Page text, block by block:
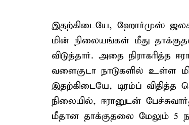
இதற்கிடையே, ஹோர்முஸ்
மின் நிலையங்கள் மீது
விடுத்தார். அதை
வளைகுடா நாடுகளில் உள்ள
இதற்கிடையே, டிரம்ப் விதித்த
நிலையில், ஈரானுடன்
மீதான தாக்குதலை மேலும் 5